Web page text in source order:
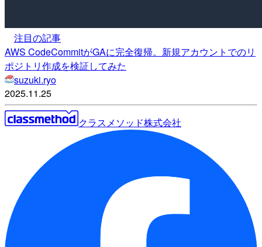
注目の記事
AWS CodeCommitがGAに完全復帰。新規アカウントでのリ
ポジトリ作成を検証してみた
suzuki.ryo
2025.11.25
クラスメソッド株式会社